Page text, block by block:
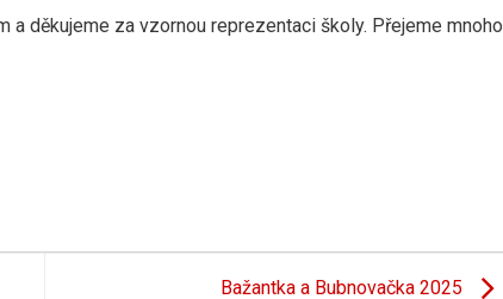
děkujeme za vzornou reprezentaci školy. Přejeme mnoho
Bažantka a Bubnovačka 2025